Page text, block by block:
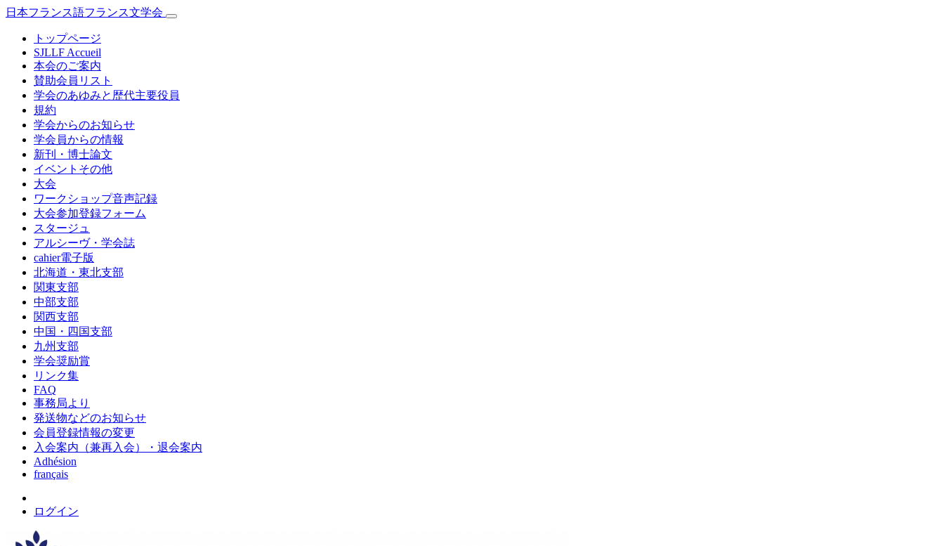
日本フランス語フランス文学会
トップページ
SJLLF Accueil
本会のご案内
賛助会員リスト
学会のあゆみと歴代主要役員
規約
学会からのお知らせ
学会員からの情報
新刊・博士論文
イベントその他
大会
ワークショップ音声記録
大会参加登録フォーム
スタージュ
アルシーヴ・学会誌
cahier電子版
北海道・東北支部
関東支部
中部支部
関西支部
中国・四国支部
九州支部
学会奨励賞
リンク集
FAQ
事務局より
発送物などのお知らせ
会員登録情報の変更
入会案内（兼再入会）・退会案内
Adhésion
français
ログイン